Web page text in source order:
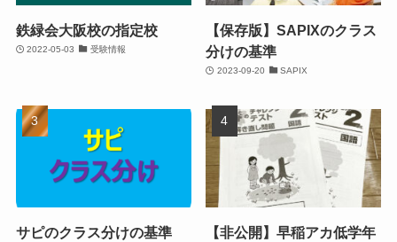
鉄緑会大阪校の指定校
2022-05-03 受験情報
【保存版】SAPIXのクラス
分けの基準
2023-09-20 SAPIX
サピのクラス分けの基準
【非公開】早稲アカ低学年